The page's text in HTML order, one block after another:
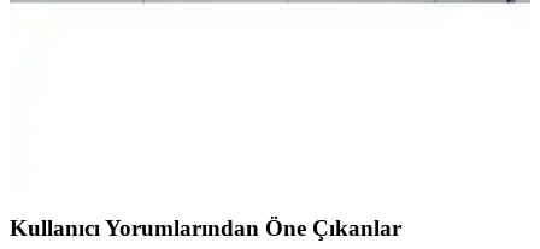
Kullanıcı Yorumlarından Öne Çıkanlar